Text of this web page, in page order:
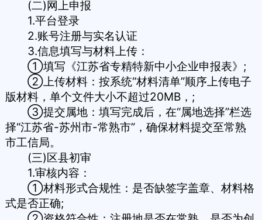
(二)网上申报
1.平台登录
2.账号注册与实名认证
3.信息填写与材料上传：
①填写《江苏省专精特新中小企业申报表》;
②上传材料：按系统“材料清单”顺序上传电子
版材料，单个文件大小不超过20MB，;
③提交属地：填写完成后，在“属地选择”栏选
择“江苏省-苏州市-常熟市”，确保材料提交至常熟
市工信局。
(三)区县初审
1.审核内容：
①材料形式合规性：是否缺签字盖章、材料格
式是否正确;